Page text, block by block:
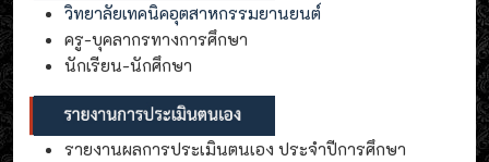
วิทยาลัยเทคนิคอุตสาหกรรมยานยนต์
ครู-บุคลากรทางการศึกษา
นักเรียน-นักศึกษา
รายงานผลการประเมินตนเอง ประจำปีการศึกษา